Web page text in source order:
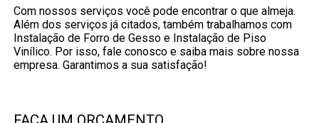
Com nossos serviços você pode encontrar o que almeja.
Além dos serviços já citados, também trabalhamos com
Instalação de Forro de Gesso e Instalação de Piso
Vinílico. Por isso, fale conosco e saiba mais sobre nossa
empresa. Garantimos a sua satisfação!